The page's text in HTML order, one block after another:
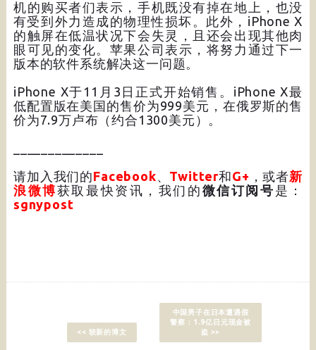
机的购买者们表示，手机既没有掉在地上，也没
有受到外力造成的物理性损坏。此外，iPhone X
的触屏在低温状况下会失灵，且还会出现其他肉
眼可见的变化。苹果公司表示，将努力通过下一
版本的软件系统解决这一问题。
iPhone X于11月3日正式开始销售。iPhone X最
低配置版在美国的售价为999美元，在俄罗斯的售
价为7.9万卢布（约合1300美元）。
请加入我们的Facebook、 Twitter和G+ ，或者新
浪微博获取最快资讯，我们的 微信订阅号 是：
sgnypost
<< 较新的博文
中国男子在日本遭遇假
警察：1.9亿日元现金被
盗 >>